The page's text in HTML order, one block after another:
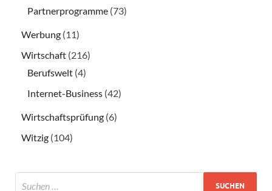
Partnerprogramme (73)
Werbung (11)
Wirtschaft (216)
Berufswelt (4)
Internet-Business (42)
Wirtschaftsprüfung (6)
Witzig (104)